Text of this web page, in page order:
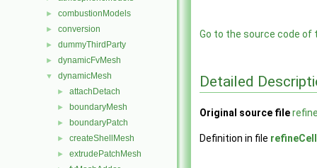
► combustionModels
► conversion
► dummyThirdParty
► dynamicFvMesh
▼ dynamicMesh
► attachDetach
► boundaryMesh
► boundaryPatch
► createShellMesh
► extrudePatchMesh
Go to the source code of
Detailed
Original source file
Definition in file